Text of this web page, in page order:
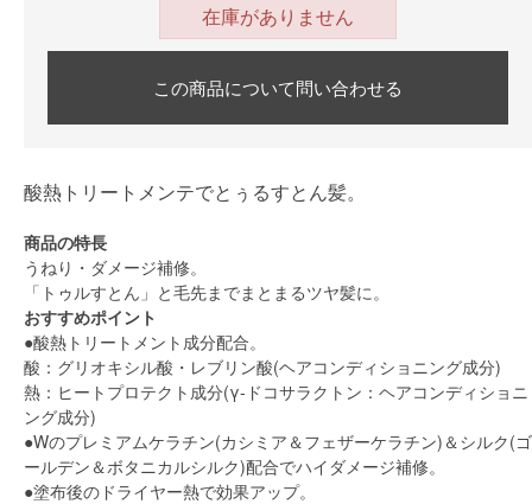
在庫がありません
この商品について問い合わせる
酸熱トリートメンテでとぅるすとん髪。
商品の特長
うねり・ダメージ補修。
「トゥルすとん」と毛先までまとまるツヤ髪に。
おすすめポイント
●酸熱トリートメント成分配合。
酸：グリオキシル酸・レブリン酸(ヘアコンディショニング成分)
熱：ヒートプロテクト成分(γ-ドコサラクトン：ヘアコンディショニ
ング成分)
●Wのプレミアムケラチン(カシミア＆フェザーケラチン)＆シルク(ゴ
ールデン＆ボタニカルシルク)配合でハイダメージ補修。
●塗布後のドライヤー熱で効果アップ。